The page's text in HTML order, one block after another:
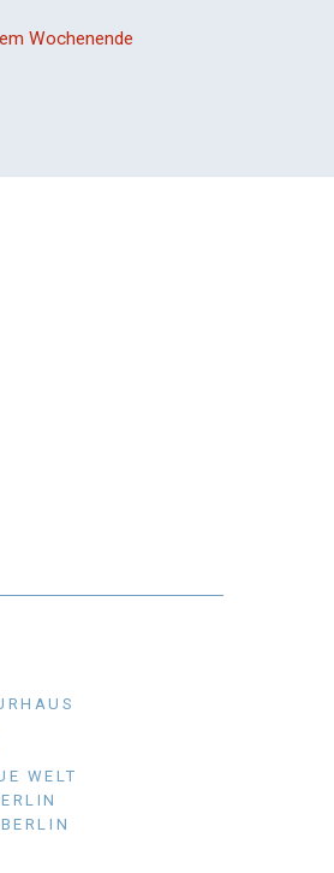
Wochenende
WELT